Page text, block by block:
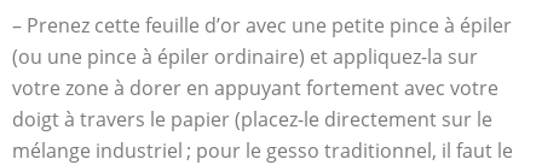
– Prenez cette feuille d’or avec une petite pince à épiler
(ou une pince à épiler ordinaire) et appliquez-la sur
votre zone à dorer en appuyant fortement avec votre
doigt à travers le papier (placez-le directement sur le
mélange industriel ; pour le gesso traditionnel, il faut le